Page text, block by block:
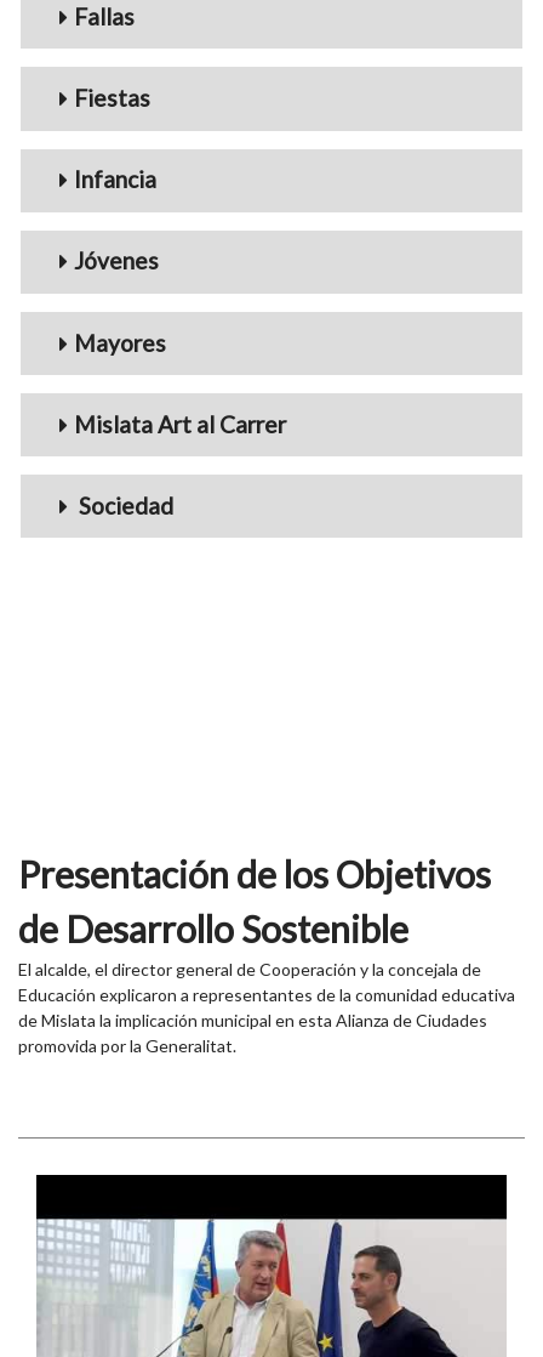
Fallas
Fiestas
Infancia
Jóvenes
Mayores
Mislata Art al Carrer
Sociedad
Presentación de los Objetivos
de Desarrollo Sostenible
El alcalde, el director general de Cooperación y la concejala de
Educación explicaron a representantes de la comunidad educativa
de Mislata la implicación municipal en esta Alianza de Ciudades
promovida por la Generalitat.